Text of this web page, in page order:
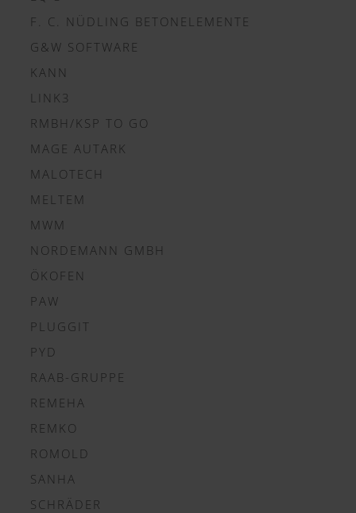
F. C. NÜDLING BETONELEMENTE
G&W SOFTWARE
KANN
LINK3
RMBH/KSP TO GO
MAGE AUTARK
MALOTECH
MELTEM
MWM
NORDEMANN GMBH
ÖKOFEN
PAW
PLUGGIT
PYD
RAAB-GRUPPE
REMEHA
REMKO
ROMOLD
SANHA
SCHRÄDER